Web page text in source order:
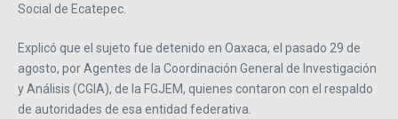
Social de Ecatepec.
Explicó que el sujeto fue detenido en Oaxaca, el pasado 29 de
agosto, por Agentes de la Coordinación General de Investigación
y Análisis (CGIA), de la FGJEM, quienes contaron con el respaldo
de autoridades de esa entidad federativa.